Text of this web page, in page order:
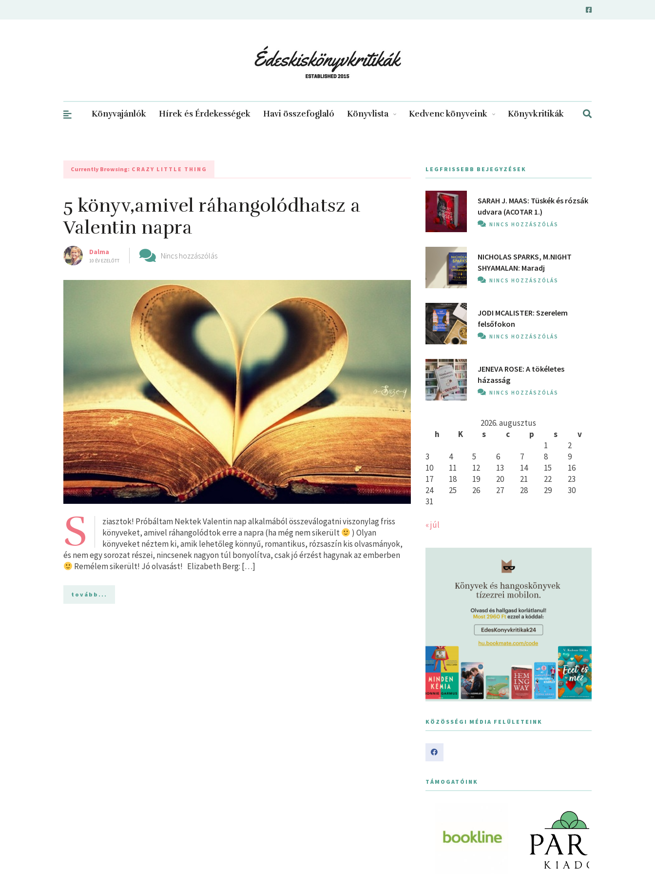
Könyvajánlók Hírek és Érdekességek Havi összefoglaló Könyvlista Kedvenc könyveink Könyvkritikák
Currently Browsing: CRAZY LITTLE THING
5 könyv,amivel ráhangolódhatsz a
Valentin napra
Dalma
10 ÉV EZELŐTT
Nincs hozzászólás
S
ziasztok! Próbáltam Nektek Valentin nap alkalmából összeválogatni viszonylag friss
könyveket, amivel ráhangolódtok erre a napra (ha még nem sikerült
) Olyan
könyveket néztem ki, amik lehetőleg könnyű, romantikus, rózsaszín kis olvasmányok,
és nem egy sorozat részei, nincsenek nagyon túl bonyolítva, csak jó érzést hagynak az emberben
Remélem sikerült! Jó olvasást! Elizabeth Berg: […]
tovább...
LEGFRISSEBB BEJEGYZÉSEK
SARAH J. MAAS: Tüskék és rózsák
udvara (ACOTAR 1.)
NINCS HOZZÁSZÓLÁS
NICHOLAS SPARKS, M.NIGHT
SHYAMALAN: Maradj
NINCS HOZZÁSZÓLÁS
JODI MCALISTER: Szerelem
felsőfokon
NINCS HOZZÁSZÓLÁS
JENEVA ROSE: A ​tökéletes
házasság
NINCS HOZZÁSZÓLÁS
2026. augusztus
h
K s c p s
v
1
2
3
4 5 6 7 8
9
10
11 12 13 14 15
16
17
18 19 20 21 22
23
24
25 26 27 28 29
30
31
« júl
KÖZÖSSÉGI MÉDIA FELÜLETEINK
TÁMOGATÓINK